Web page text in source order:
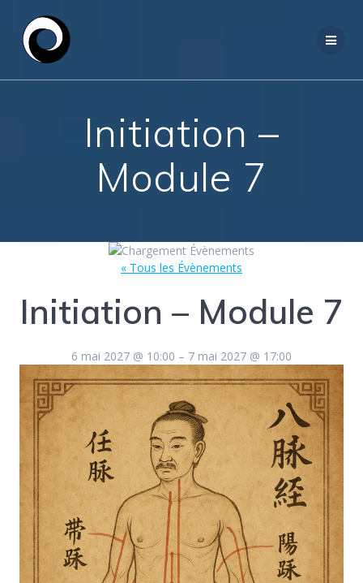
Initiation –
Module 7
« Tous les Évènements
Initiation – Module 7
6 mai 2027 @ 10:00 – 7 mai 2027 @ 17:00